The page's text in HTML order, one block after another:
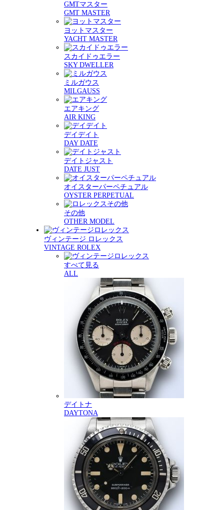
GMTマスター
GMT MASTER
ヨットマスター
YACHT MASTER
スカイドゥエラー
SKY DWELLER
ミルガウス
MILGAUSS
エアキング
AIR KING
デイデイト
DAY DATE
デイトジャスト
DATE JUST
オイスターパーペチュアル
OYSTER PERPETUAL
その他
OTHER MODEL
ヴィンテージ ロレックス
VINTAGE ROLEX
すべて見る
ALL
デイトナ
DAYTONA